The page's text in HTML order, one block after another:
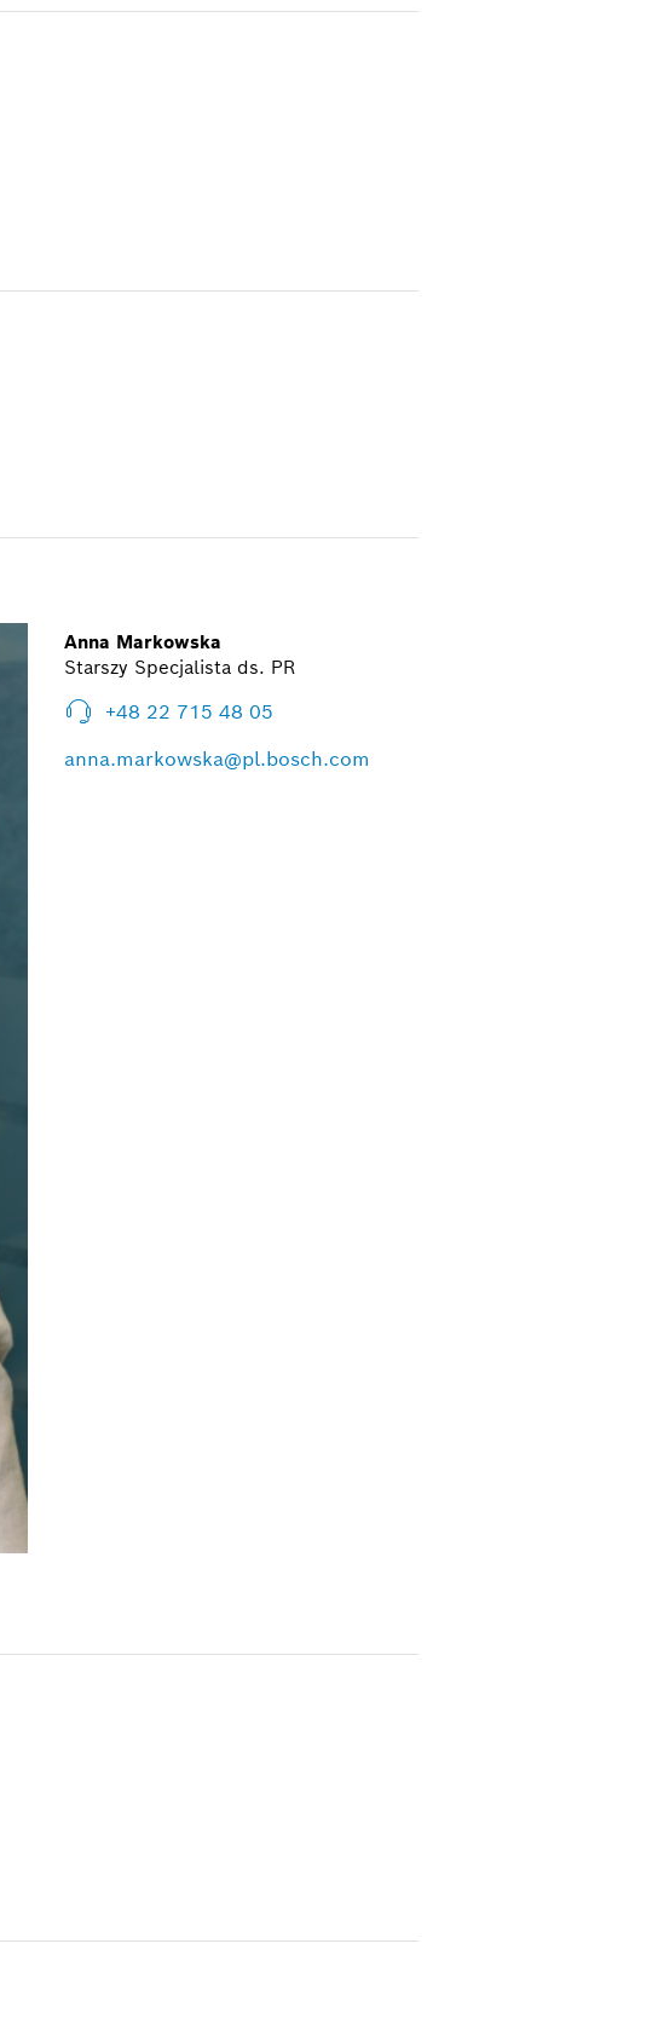
Anna Markowska
Starszy Specjalista ds. PR
+48 22 715 48 05
anna.markowska@pl.bosch.com